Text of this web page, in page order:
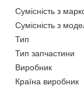
Сумісність з
Сумісність з
Тип
Тип запчастини
Виробник
Країна виробник